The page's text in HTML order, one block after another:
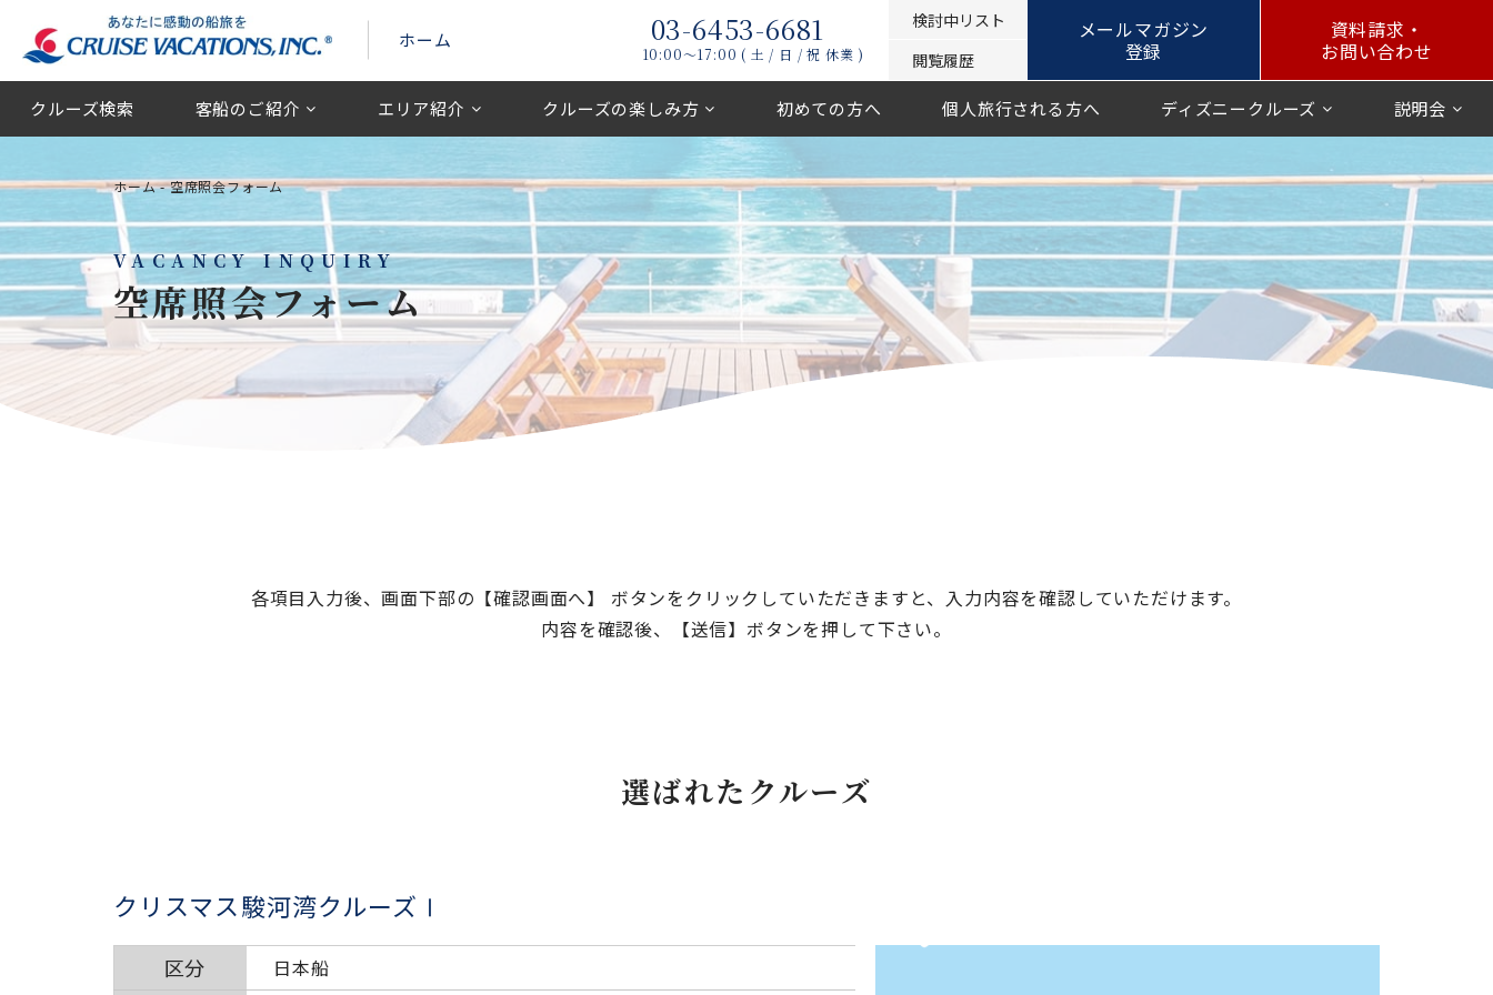
ホーム 03-6453-6681
10:00〜17:00 ( 土 / 日 / 祝 休業 )
検討中リスト
閲覧履歴
メールマガジン
登録
資料請求・
お問い合わせ
クルーズ検索 客船のご紹介 エリア紹介 クルーズの楽しみ方 初めての方へ 個人旅行される方へ ディズニークルーズ 説明会
VACANCY INQUIRY
空席照会フォーム
ホーム-空席照会フォーム
各項目入力後、画面下部の【確認画面へ】 ボタンをクリックしていただきますと、入力内容を確認していただけます。
内容を確認後、【送信】ボタンを押して下さい。
選ばれたクルーズ
クリスマス駿河湾クルーズⅠ
区分 日本船